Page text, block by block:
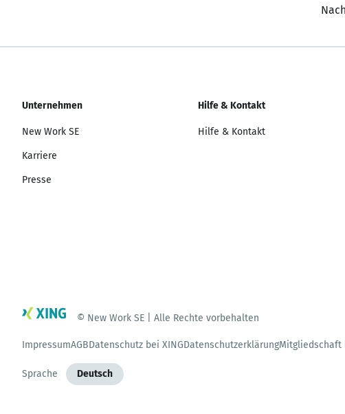
Unternehmen
New Work SE
Karriere
Presse
Hilfe & Kontakt
Hilfe & Kontakt
© New Work SE | Alle Rechte vorbehalten
ImpressumAGBDatenschutz bei XINGDatenschutzerklärungMitgliedschaft
Sprache Deutsch